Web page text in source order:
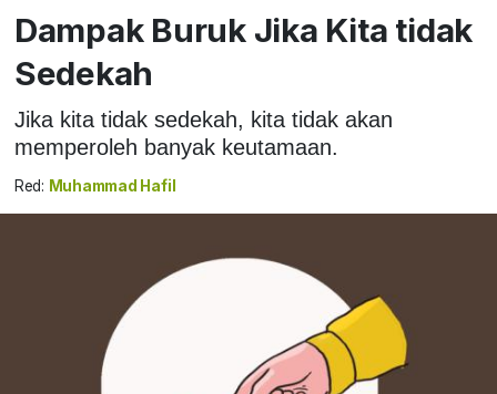
Dampak Buruk Jika Kita tidak
Sedekah
Jika kita tidak sedekah, kita tidak akan
memperoleh banyak keutamaan.
Red: Muhammad Hafil